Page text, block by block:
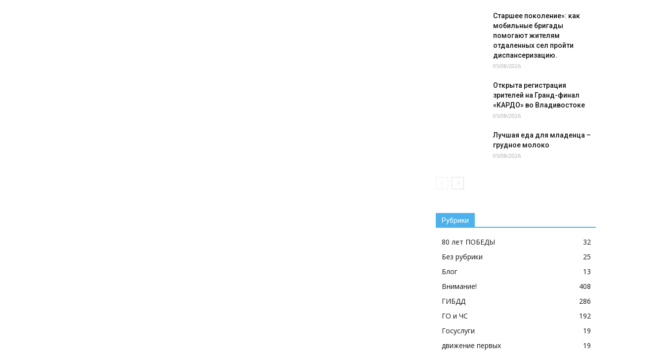
Старшее поколение»: как
мобильные бригады
помогают жителям
отдаленных сел пройти
диспансеризацию.
05/08/2026
Открыта регистрация
зрителей на Гранд-финал
«КАРДО» во Владивостоке
05/08/2026
Лучшая еда для младенца –
грудное молоко
05/08/2026
Рубрики
80 лет ПОБЕДЫ
32
Без рубрики
25
Блог
13
Внимание!
408
ГИБДД
286
ГО и ЧС
192
Госуслуги
19
движение первых
19